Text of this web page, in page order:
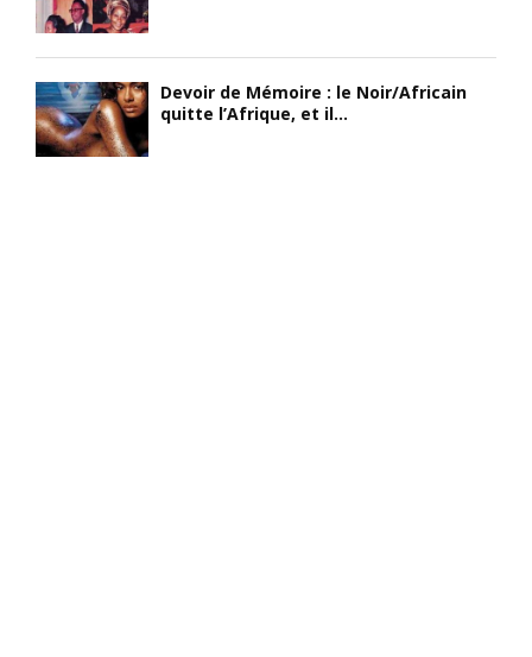
Devoir de Mémoire : le Noir/Africain
quitte l’Afrique, et il...